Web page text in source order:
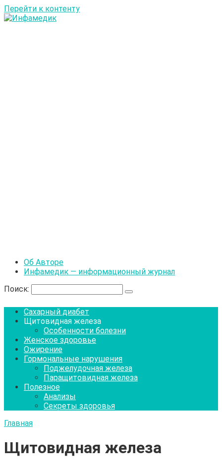
Перейти к контенту
Об Авторе
Инфамедик — информационный журнал
Поиск:
Сахарный диабет
Щитовидная железа
Особенности болезни
Женское здоровье
Ожирение
Гормональные нарушения
Поджелудочная железа
Паращитовидная железа
Полезное
Анализы
Секреты здоровья
Главная
Щитовидная железа